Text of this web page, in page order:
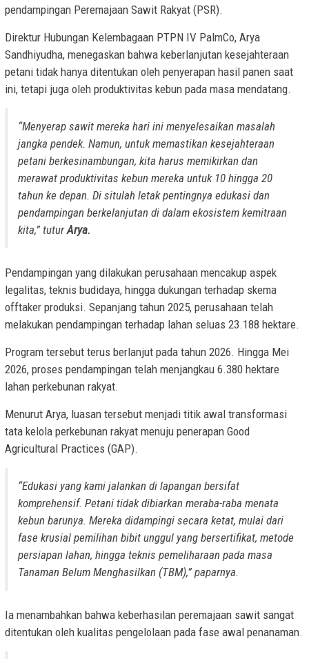
pendampingan Peremajaan Sawit Rakyat (PSR).
Direktur Hubungan Kelembagaan PTPN IV PalmCo, Arya
Sandhiyudha, menegaskan bahwa keberlanjutan kesejahteraan
petani tidak hanya ditentukan oleh penyerapan hasil panen saat
ini, tetapi juga oleh produktivitas kebun pada masa mendatang.
“Menyerap sawit mereka hari ini menyelesaikan masalah
jangka pendek. Namun, untuk memastikan kesejahteraan
petani berkesinambungan, kita harus memikirkan dan
merawat produktivitas kebun mereka untuk 10 hingga 20
tahun ke depan. Di situlah letak pentingnya edukasi dan
pendampingan berkelanjutan di dalam ekosistem kemitraan
kita,” tuturArya.
Pendampingan yang dilakukan perusahaan mencakup aspek
legalitas, teknis budidaya, hingga dukungan terhadap skema
offtaker produksi. Sepanjang tahun 2025, perusahaan telah
melakukan pendampingan terhadap lahan seluas 23.188 hektare.
Program tersebut terus berlanjut pada tahun 2026. Hingga Mei
2026, proses pendampingan telah menjangkau 6.380 hektare
lahan perkebunan rakyat.
Menurut Arya, luasan tersebut menjadi titik awal transformasi
tata kelola perkebunan rakyat menuju penerapan Good
Agricultural Practices (GAP).
“Edukasi yang kami jalankan di lapangan bersifat
komprehensif. Petani tidak dibiarkan meraba-raba menata
kebun barunya. Mereka didampingi secara ketat, mulai dari
fase krusial pemilihan bibit unggul yang bersertifikat, metode
persiapan lahan, hingga teknis pemeliharaan pada masa
Tanaman Belum Menghasilkan (TBM),” paparnya.
Ia menambahkan bahwa keberhasilan peremajaan sawit sangat
ditentukan oleh kualitas pengelolaan pada fase awal penanaman.